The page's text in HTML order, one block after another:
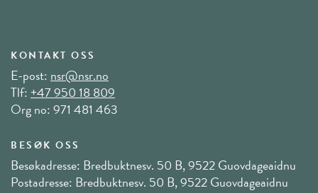
KONTAKT OSS
E-post:nsr@nsr.no
Tlf:+47 950 18 809
Org no: 971 481 463
BESØK OSS
Besøkadresse: Bredbuktnesv. 50 B, 9522 Guovdageaidnu
Postadresse: Bredbuktnesv. 50 B, 9522 Guovdageaidnu